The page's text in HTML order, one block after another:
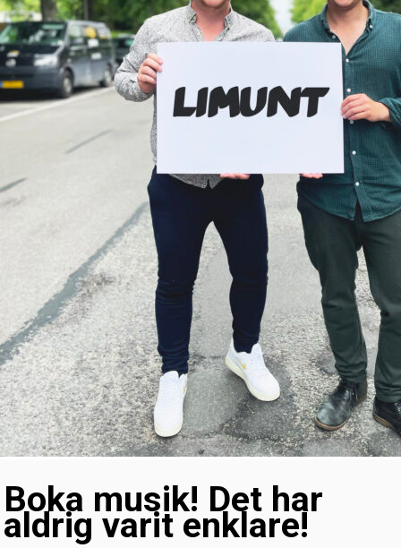
Boka musik! Det har
aldrig varit enklare!